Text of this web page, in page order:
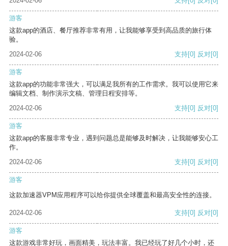
游客
这款app的酒店、餐厅推荐非常有用，让我能够享受到高品质的旅行体
验。
2024-02-06
支持[0] 反对[0]
游客
这款app的功能非常强大，可以满足我所有的工作需求。我可以使用它来
编辑文档、制作演示文稿、管理日程安排等。
2024-02-06
支持[0] 反对[0]
游客
这款app的客服非常专业，遇到问题总是能够及时解决，让我能够安心工
作。
2024-02-06
支持[0] 反对[0]
游客
这款加速器VPM应用程序可以给你提供全球覆盖和最高安全性的连接。
2024-02-06 支持[0] 反对[0]
游客
这款游戏非常好玩，画面精美，玩法丰富。我已经玩了好几个小时，还